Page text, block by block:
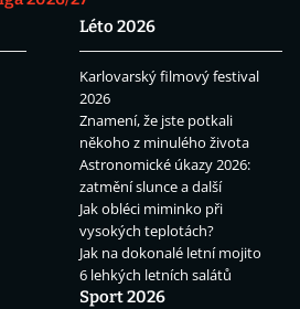
Léto 2026
Karlovarský filmový festival
2026
Znamení, že jste potkali
někoho z minulého života
Astronomické úkazy 2026:
zatmění slunce a další
Jak obléci miminko při
vysokých teplotách?
Jak na dokonalé letní mojito
6 lehkých letních salátů
Sport 2026